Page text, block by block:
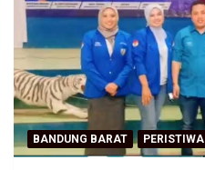
BANDUNG BARAT PERISTIWA